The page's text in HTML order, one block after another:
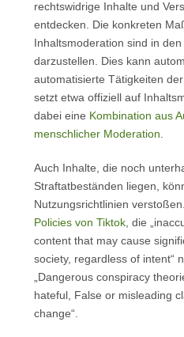
rechtswidrige Inhalte und
entdecken. Die konkreten
Inhaltsmoderation sind in
darzustellen. Dies kann
automatisierte Tätigkeiten
setzt etwa offiziell auf
dabei eine Kombination aus
menschlicher Moderation
Auch Inhalte, die noch
Straftatbeständen liegen,
Nutzungsrichtlinien
Policies von Tiktok , die
content that may cause
society, regardless of intent“
„Dangerous conspiracy
hateful, False or misleading
change“.